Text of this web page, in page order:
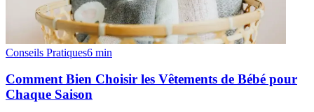
Conseils Pratiques6 min
Comment Bien Choisir les Vêtements de Bébé pour
Chaque Saison